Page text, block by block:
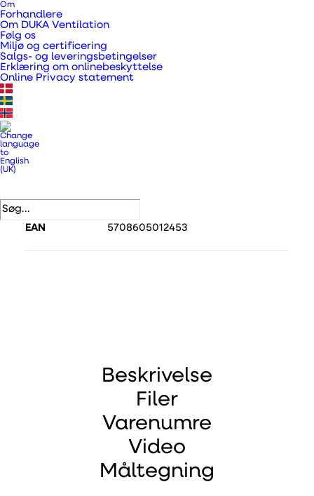
Om
Forhandlere
Om DUKA Ventilation
Følg os
Miljø og certificering
Salgs- og leveringsbetingelser
Erklæring om onlinebeskyttelse
Online Privacy statement
Stilren ventilator der ikke kræver nogen
indbygningsdybde. Lavt strømforbrug og lavt
lydniveau med fugt- og tidsstyring.
Kategorier
VVS nummer
EAN
5708605012453
Beskrivelse
Filer
Varenumre
Video
Måltegning